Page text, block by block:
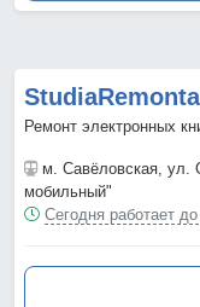
StudiaRemonta
Ремонт электронных
м. Савёловская, ул.
мобильный"
Сегодня работает